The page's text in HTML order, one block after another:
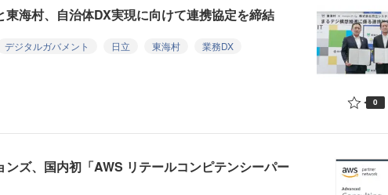
東海村、自治体DX実現に向けて連携協定を締結
デジタルガバメント 日立 東海村
業務DX
0
ンズ、国内初「AWS リテールコンピテンシーパー